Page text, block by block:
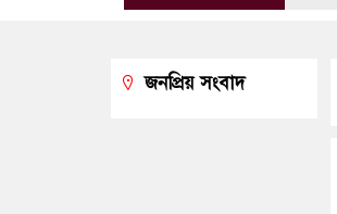
জনপ্রিয় সংবাদ